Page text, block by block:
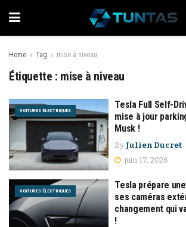
Home Tag mise à niveau
Étiquette : mise à niveau
VOITURES ÉLECTRIQUES
Tesla Full Self-
mise à jour
Musk !
By Julien Ducret
juin 17, 2026
VOITURES ÉLECTRIQUES
Tesla prépare
ses caméras
changement qui
!